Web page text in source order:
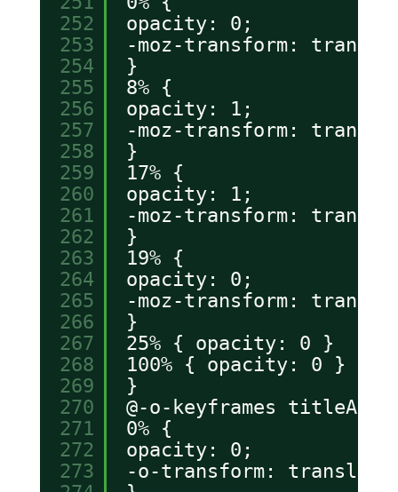
252
253
254
255
256
257
258
259
260
261
262
263
264
265
266
267
268
269
270
271
272
273
opacity: 0;
-moz-transform:
}
8% {
opacity: 1;
-moz-transform:
}
17% {
opacity: 1;
-moz-transform:
}
19% {
opacity: 0;
-moz-transform:
}
25% { opacity: 0 }
100% { opacity: 0 }
}
@-o-keyframes
0% {
opacity: 0;
-o-transform: